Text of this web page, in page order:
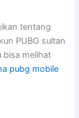
tentang
PUBG sultan
bisa melihat
pubg mobile